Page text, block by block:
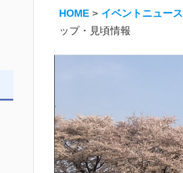
HOME > イベントニュース
ップ・見頃情報